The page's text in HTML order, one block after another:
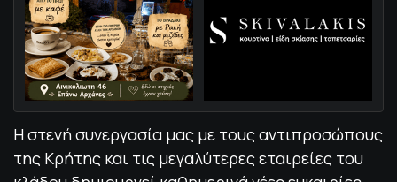
Η στενή συνεργασία μας με τους αντιπροσώπους
της Κρήτης και τις μεγαλύτερες εταιρείες του